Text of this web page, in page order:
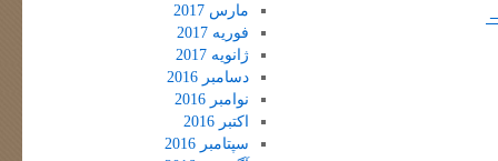
مارس 2017
فوریه 2017
ژانویه 2017
دسامبر 2016
نوامبر 2016
اکتبر 2016
سپتامبر 2016